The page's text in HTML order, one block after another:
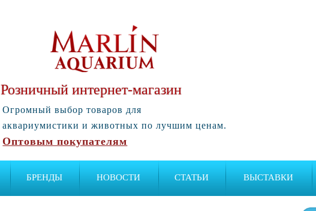
Розничный интернет-магазин
Огромный выбор товаров для
аквариумистики и животных по лучшим ценам.
Оптовым покупателям
БРЕНДЫ НОВОСТИ СТАТЬИ ВЫСТАВКИ